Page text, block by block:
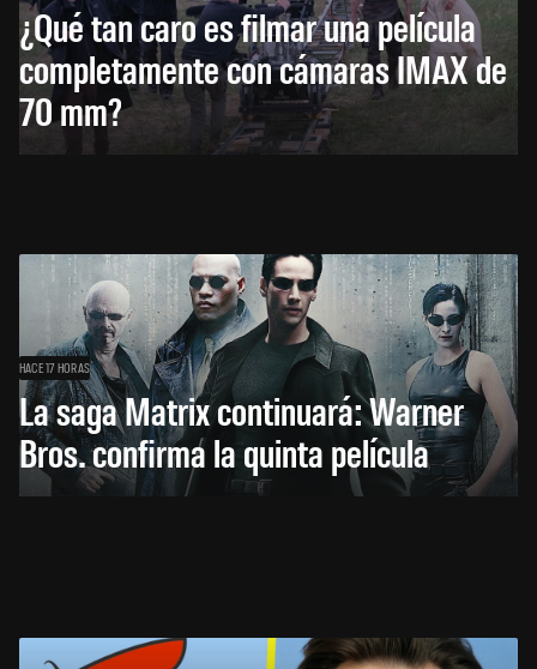
¿Qué tan caro es filmar una película
completamente con cámaras IMAX de
70 mm?
HACE 17 HORAS
La saga Matrix continuará: Warner
Bros. confirma la quinta película